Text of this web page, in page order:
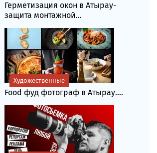
Герметизация окон в Атырау-
защита монтажной...
Food фуд фотограф в Атырау....
Художественные